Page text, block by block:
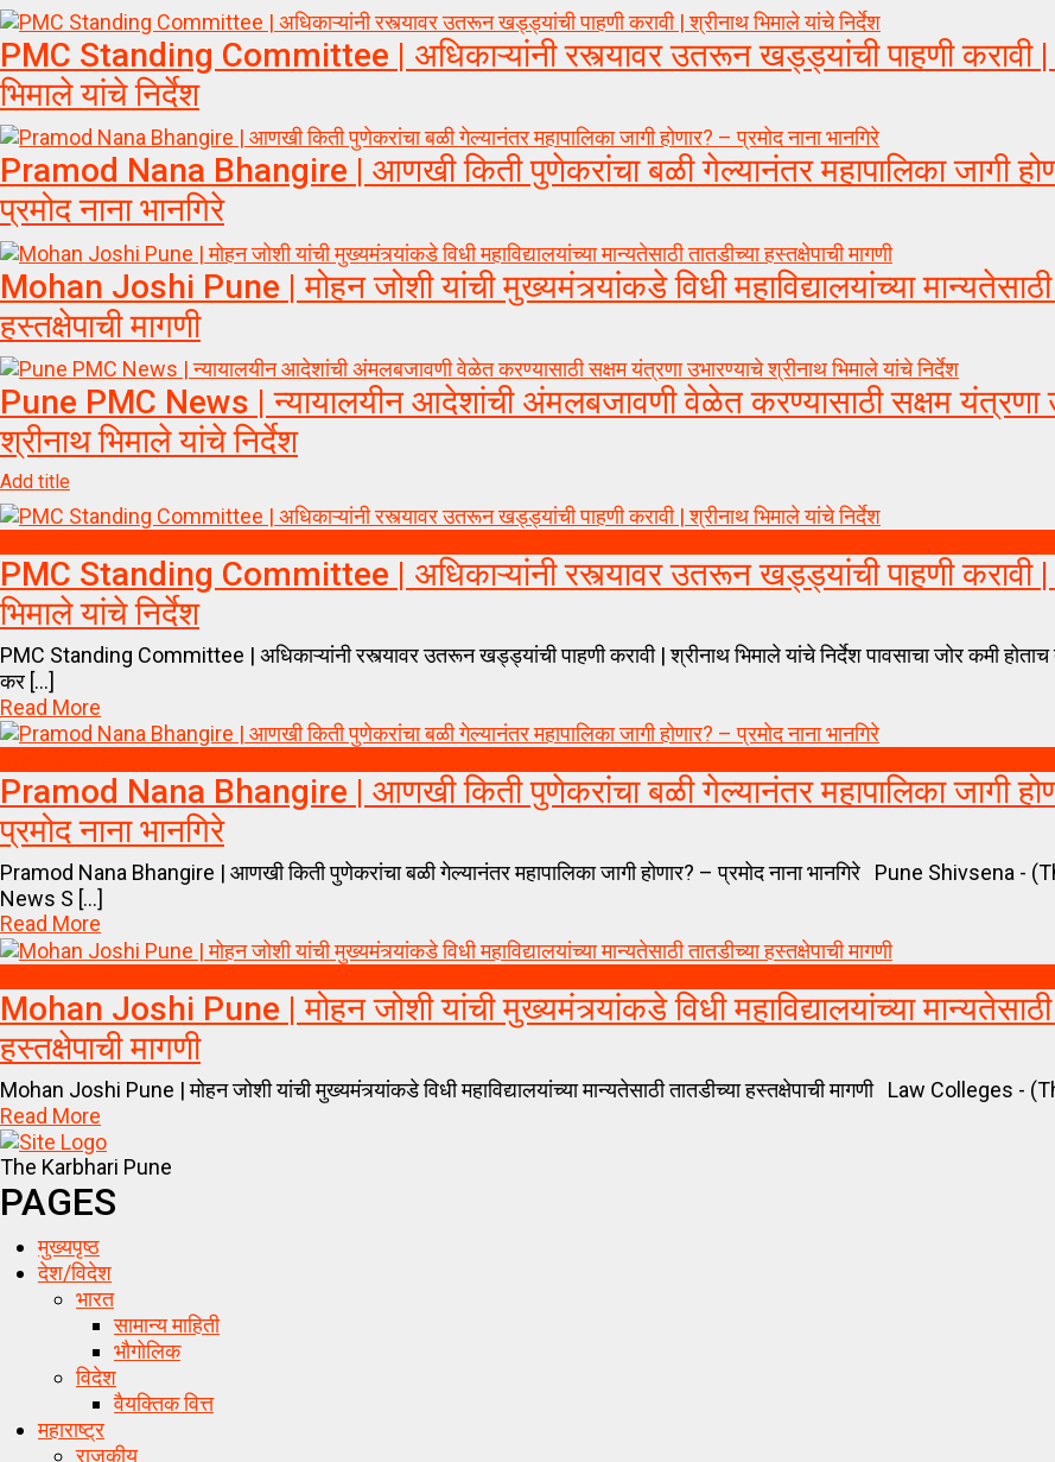
PMC Standing Committee | अधिकाऱ्यांनी रस्त्यावर उतरून खड्ड्यांची पाहणी करावी |
भिमाले यांचे निर्देश
Pramod Nana Bhangire | आणखी किती पुणेकरांचा बळी गेल्यानंतर महापालिका जागी
प्रमोद नाना भानगिरे
Mohan Joshi Pune | मोहन जोशी यांची मुख्यमंत्र्यांकडे विधी महाविद्यालयांच्या मान्यतेसाठी
हस्तक्षेपाची मागणी
Pune PMC News | न्यायालयीन आदेशांची अंमलबजावणी वेळेत करण्यासाठी सक्षम यंत्रणा
श्रीनाथ भिमाले यांचे निर्देश
Add title
PMC Standing Committee | अधिकाऱ्यांनी रस्त्यावर उतरून खड्ड्यांची पाहणी करावी |
भिमाले यांचे निर्देश
PMC Standing Committee | अधिकाऱ्यांनी रस्त्यावर उतरून खड्ड्यांची पाहणी करावी | श्रीनाथ भिमाले यांचे निर्देश पावसाचा जोर कमी होताच
कर [...]
Read More
Pramod Nana Bhangire | आणखी किती पुणेकरांचा बळी गेल्यानंतर महापालिका जागी
प्रमोद नाना भानगिरे
Pramod Nana Bhangire | आणखी किती पुणेकरांचा बळी गेल्यानंतर महापालिका जागी होणार? – प्रमोद नाना भानगिरे Pune Shivsena -
News S [...]
Read More
Mohan Joshi Pune | मोहन जोशी यांची मुख्यमंत्र्यांकडे विधी महाविद्यालयांच्या मान्यतेसाठी
हस्तक्षेपाची मागणी
Mohan Joshi Pune | मोहन जोशी यांची मुख्यमंत्र्यांकडे विधी महाविद्यालयांच्या मान्यतेसाठी तातडीच्या हस्तक्षेपाची मागणी Law Colleges -
Read More
The Karbhari Pune
PAGES
मुख्यपृष्ठ
देश/विदेश
भारत
सामान्य माहिती
भौगोलिक
विदेश
वैयक्तिक वित्त
महाराष्ट्र
राजकीय